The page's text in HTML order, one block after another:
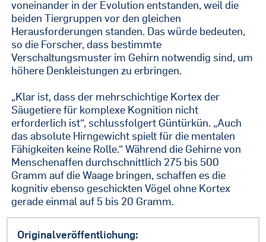
voneinander in der Evolution entstanden, weil die
beiden Tiergruppen vor den gleichen
Herausforderungen standen. Das würde bedeuten,
so die Forscher, dass bestimmte
Verschaltungsmuster im Gehirn notwendig sind, um
höhere Denkleistungen zu erbringen.
„Klar ist, dass der mehrschichtige Kortex der
Säugetiere für komplexe Kognition nicht
erforderlich ist“, schlussfolgert Güntürkün. „Auch
das absolute Hirngewicht spielt für die mentalen
Fähigkeiten keine Rolle.“ Während die Gehirne von
Menschenaffen durchschnittlich 275 bis 500
Gramm auf die Waage bringen, schaffen es die
kognitiv ebenso geschickten Vögel ohne Kortex
gerade einmal auf 5 bis 20 Gramm.
Originalveröffentlichung: